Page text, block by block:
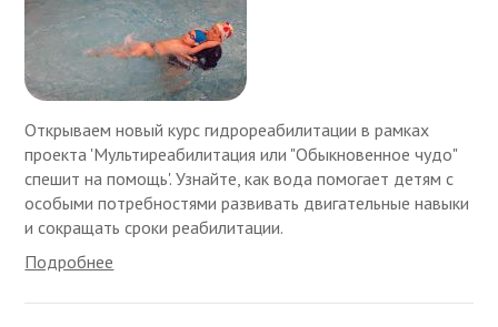
Открываем новый курс гидрореабилитации в рамках
проекта 'Мультиреабилитация или "Обыкновенное чудо"
спешит на помощь'. Узнайте, как вода помогает детям с
особыми потребностями развивать двигательные навыки
и сокращать сроки реабилитации.
Подробнее